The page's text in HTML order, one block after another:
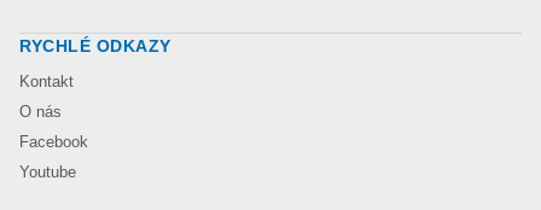
RYCHLÉ ODKAZY
Kontakt
O nás
Facebook
Youtube